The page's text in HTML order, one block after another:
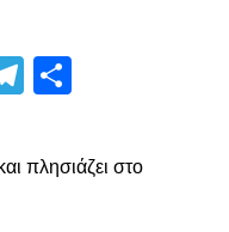
Telegram
πλησιάζει στο